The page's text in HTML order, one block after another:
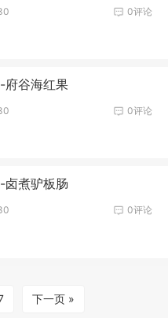
0评论
府谷海红果
0评论
卤煮驴板肠
0评论
下一页 »